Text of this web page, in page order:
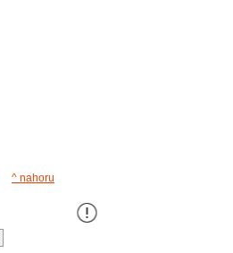
^ nahoru